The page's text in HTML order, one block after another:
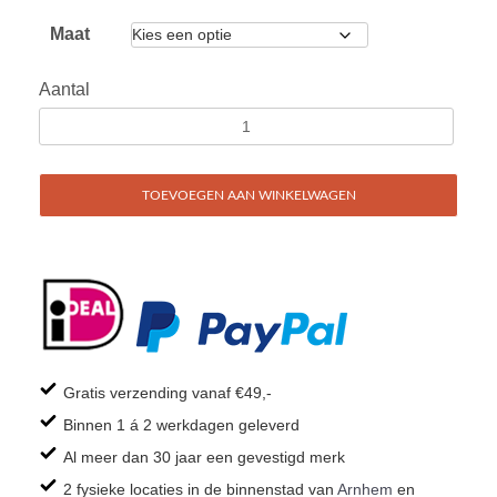
Maat
Aantal
TOEVOEGEN AAN WINKELWAGEN
Gratis verzending vanaf €49,-
Binnen 1 á 2 werkdagen geleverd
Al meer dan 30 jaar een gevestigd merk
2 fysieke locaties in de binnenstad van Arnhem en